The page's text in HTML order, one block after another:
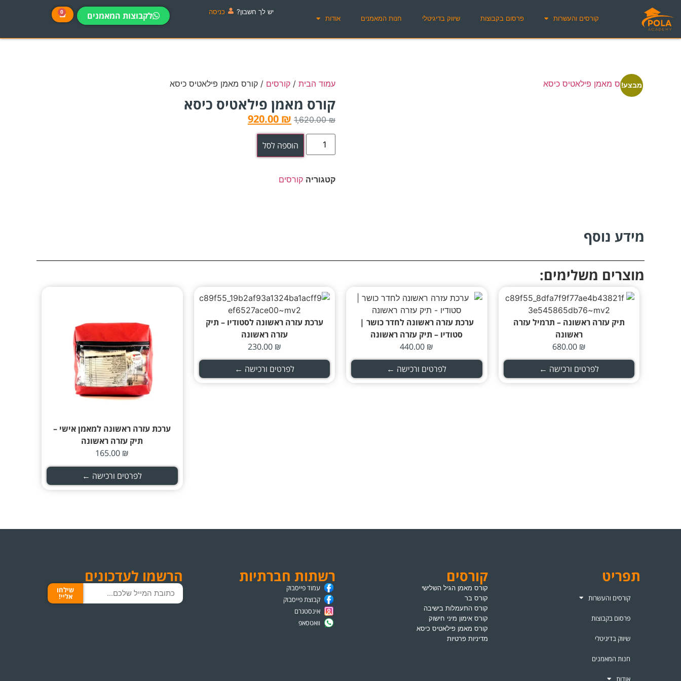
קורסים והעשרות פרסום בקבוצות שיווק בדיגיטלי חנות המאמנים אודות
יש לך חשבון? כניסה לקבוצות המאמנים 0
מבצע! עמוד הבית / קורסים / קורס מאמן פילאטיס כיסא
קורס מאמן פילאטיס כיסא
1,620.00₪
920.00 ₪
הוספה לסל
קטגוריה קורסים
מידע נוסף
מוצרים משלימים:
תיק עזרה ראשונה – תרמיל עזרה
ראשונה
680.00 ₪
לפרטים ורכישה ←
ערכת עזרה ראשונה לחדר כושר |
סטודיו – תיק עזרה ראשונה
440.00 ₪
לפרטים ורכישה ←
ערכת עזרה ראשונה לסטודיו – תיק
עזרה ראשונה
230.00 ₪
לפרטים ורכישה ←
ערכת עזרה ראשונה למאמן אישי –
תיק עזרה ראשונה
165.00 ₪
לפרטים ורכישה ←
תפריט
קורסים והעשרות
פרסום בקבוצות
שיווק בדיגיטלי
חנות המאמנים
אודות
קורסים
קורס מאמן הגיל השלישי
קורס בר
קורס התעמלות בישיבה
קורס אימון מיני חישוק
קורס מאמן פילאטיס כיסא
מדיניות פרטיות
רשתות חברתיות
עמוד פייסבוק
קבוצת פייסבוק
אינסטגרם
וואטסאפ
הרשמו לעדכונים
שילחו
אליי!